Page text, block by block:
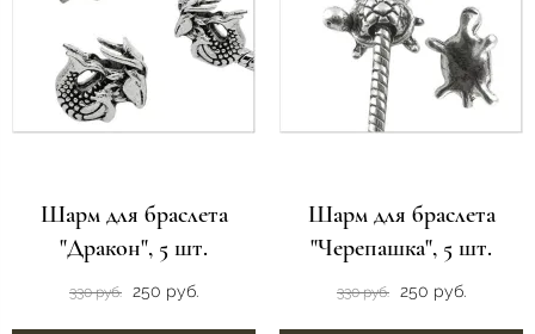
Шарм для браслета
"Дракон", 5 шт.
330 руб. 250 руб.
Шарм для браслета
"Черепашка", 5 шт.
330 руб. 250 руб.